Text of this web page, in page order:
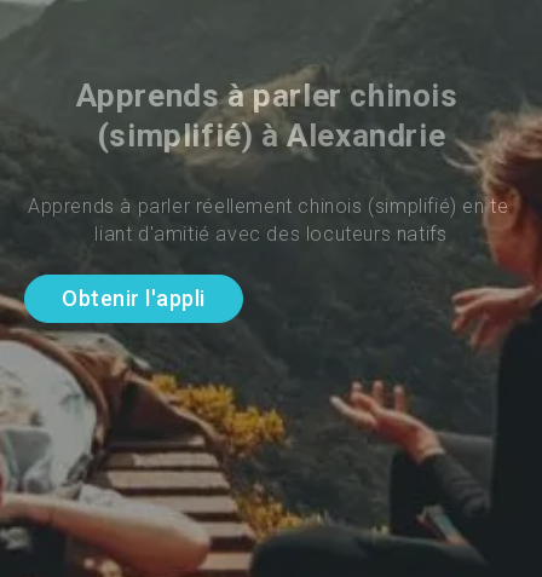
Apprends à parler chinois
(simplifié) à Alexandrie
Apprends à parler réellement chinois (simplifié) en te
liant d'amitié avec des locuteurs natifs
Obtenir l'appli